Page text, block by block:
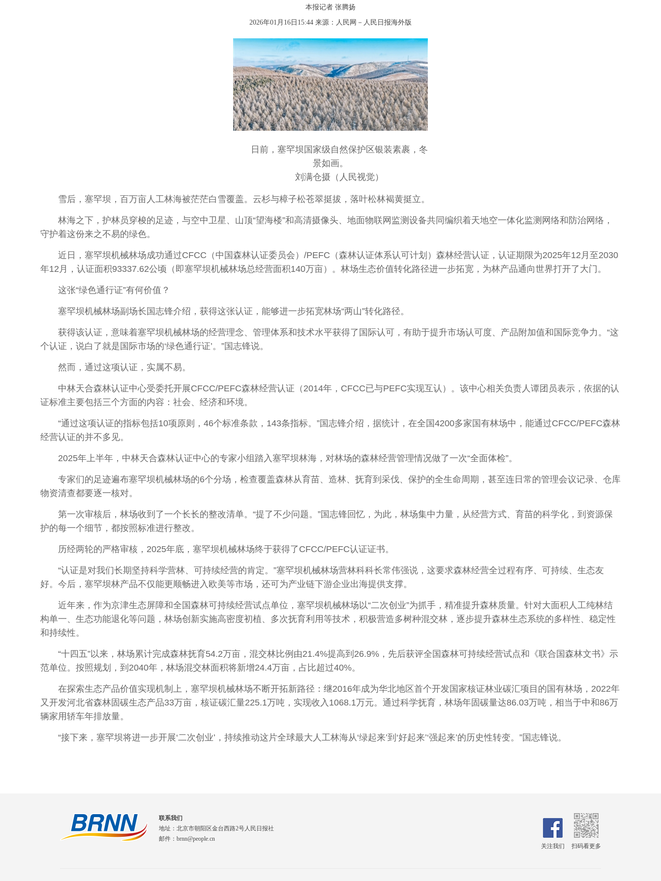
本报记者 张腾扬
2026年01月16日15:44 来源： 人民网－人民日报海外版
日前，塞罕坝国家级自然保护区银装素裹，冬
景如画。
刘满仓摄（人民视觉）
雪后，塞罕坝，百万亩人工林海被茫茫白雪覆盖。云杉与樟子松苍翠挺拔，落叶松林褐黄挺立。
林海之下，护林员穿梭的足迹，与空中卫星、山顶“望海楼”和高清摄像头、地面物联网监测设备共同编织着天地空一体化监测网络和防治网络，
守护着这份来之不易的绿色。
近日，塞罕坝机械林场成功通过CFCC（中国森林认证委员会）/PEFC（森林认证体系认可计划）森林经营认证，认证期限为2025年12月至2030
年12月，认证面积93337.62公顷（即塞罕坝机械林场总经营面积140万亩）。林场生态价值转化路径进一步拓宽，为林产品通向世界打开了大门。
这张“绿色通行证”有何价值？
塞罕坝机械林场副场长国志锋介绍，获得这张认证，能够进一步拓宽林场“两山”转化路径。
获得该认证，意味着塞罕坝机械林场的经营理念、管理体系和技术水平获得了国际认可，有助于提升市场认可度、产品附加值和国际竞争力。“这
个认证，说白了就是国际市场的‘绿色通行证’。”国志锋说。
然而，通过这项认证，实属不易。
中林天合森林认证中心受委托开展CFCC/PEFC森林经营认证（2014年，CFCC已与PEFC实现互认）。该中心相关负责人谭团员表示，依据的认
证标准主要包括三个方面的内容：社会、经济和环境。
“通过这项认证的指标包括10项原则，46个标准条款，143条指标。”国志锋介绍，据统计，在全国4200多家国有林场中，能通过CFCC/PEFC森林
经营认证的并不多见。
2025年上半年，中林天合森林认证中心的专家小组踏入塞罕坝林海，对林场的森林经营管理情况做了一次“全面体检”。
专家们的足迹遍布塞罕坝机械林场的6个分场，检查覆盖森林从育苗、造林、抚育到采伐、保护的全生命周期，甚至连日常的管理会议记录、仓库
物资清查都要逐一核对。
第一次审核后，林场收到了一个长长的整改清单。“提了不少问题。”国志锋回忆，为此，林场集中力量，从经营方式、育苗的科学化，到资源保
护的每一个细节，都按照标准进行整改。
历经两轮的严格审核，2025年底，塞罕坝机械林场终于获得了CFCC/PEFC认证证书。
“认证是对我们长期坚持科学营林、可持续经营的肯定。”塞罕坝机械林场营林科科长常伟强说，这要求森林经营全过程有序、可持续、生态友
好。今后，塞罕坝林产品不仅能更顺畅进入欧美等市场，还可为产业链下游企业出海提供支撑。
近年来，作为京津生态屏障和全国森林可持续经营试点单位，塞罕坝机械林场以“二次创业”为抓手，精准提升森林质量。针对大面积人工纯林结
构单一、生态功能退化等问题，林场创新实施高密度初植、多次抚育利用等技术，积极营造多树种混交林，逐步提升森林生态系统的多样性、稳定性
和持续性。
“十四五”以来，林场累计完成森林抚育54.2万亩，混交林比例由21.4%提高到26.9%，先后获评全国森林可持续经营试点和《联合国森林文书》示
范单位。按照规划，到2040年，林场混交林面积将新增24.4万亩，占比超过40%。
在探索生态产品价值实现机制上，塞罕坝机械林场不断开拓新路径：继2016年成为华北地区首个开发国家核证林业碳汇项目的国有林场，2022年
又开发河北省森林固碳生态产品33万亩，核证碳汇量225.1万吨，实现收入1068.1万元。通过科学抚育，林场年固碳量达86.03万吨，相当于中和86万
辆家用轿车年排放量。
“接下来，塞罕坝将进一步开展‘二次创业’，持续推动这片全球最大人工林海从‘绿起来’到‘好起来’‘强起来’的历史性转变。”国志锋说。
联系我们
地址：北京市朝阳区金台西路2号人民日报社
邮件：brnn@people.cn
关注我们
扫码看更多